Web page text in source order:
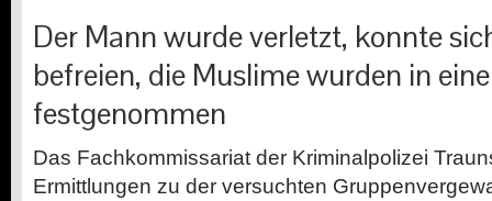
Der Mann wurde verletzt, konnte
befreien, die Muslime wurden in
festgenommen
Das Fachkommissariat der Kriminalpolizei
Ermittlungen zu der versuchten